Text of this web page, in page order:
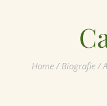
Home/ Biografie/